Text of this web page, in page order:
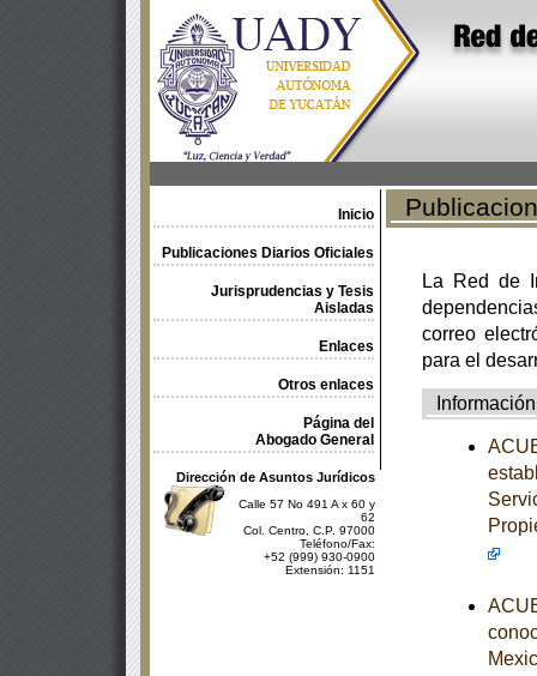
Inicio
Publicaciones Diarios Oficiales
Jurisprudencias y Tesis
Aisladas
Enlaces
Otros enlaces
Página del
Abogado General
Dirección de Asuntos Jurídicos
Calle 57 No 491 A x 60 y
62
Col. Centro, C.P. 97000
Teléfono/Fax:
+52 (999) 930-0900
Extensión: 1151
La Red de
correo
para el
Información